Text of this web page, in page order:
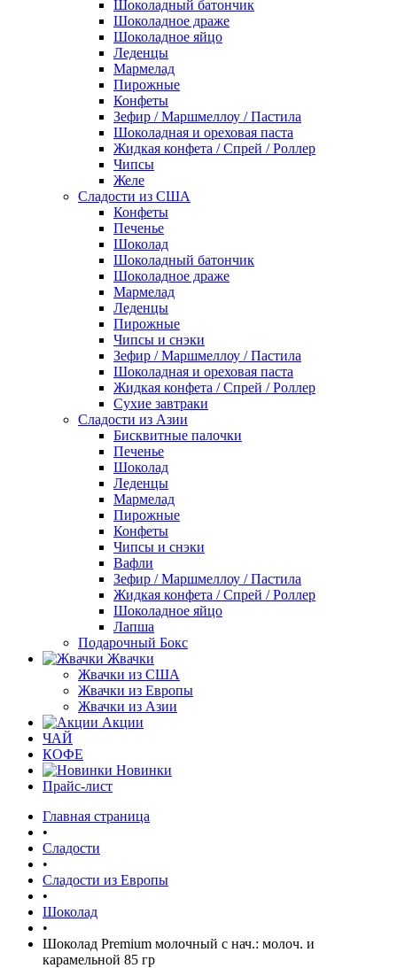
Шоколадный батончик
Шоколадное драже
Шоколадное яйцо
Леденцы
Мармелад
Пирожные
Конфеты
Зефир / Маршмеллоу / Пастила
Шоколадная и ореховая паста
Жидкая конфета / Спрей / Роллер
Чипсы
Желе
Сладости из США
Конфеты
Печенье
Шоколад
Шоколадный батончик
Шоколадное драже
Мармелад
Леденцы
Пирожные
Чипсы и снэки
Зефир / Маршмеллоу / Пастила
Шоколадная и ореховая паста
Жидкая конфета / Спрей / Роллер
Сухие завтраки
Сладости из Азии
Бисквитные палочки
Печенье
Шоколад
Леденцы
Мармелад
Пирожные
Конфеты
Чипсы и снэки
Вафли
Зефир / Маршмеллоу / Пастила
Жидкая конфета / Спрей / Роллер
Шоколадное яйцо
Лапша
Подарочный Бокс
Жвачки
Жвачки из США
Жвачки из Европы
Жвачки из Азии
Акции
ЧАЙ
КОФЕ
Новинки
Прайс-лист
Главная страница
•
Сладости
•
Сладости из Европы
•
Шоколад
•
Шоколад Premium молочный с нач.: молоч. и
карамельной 85 гр